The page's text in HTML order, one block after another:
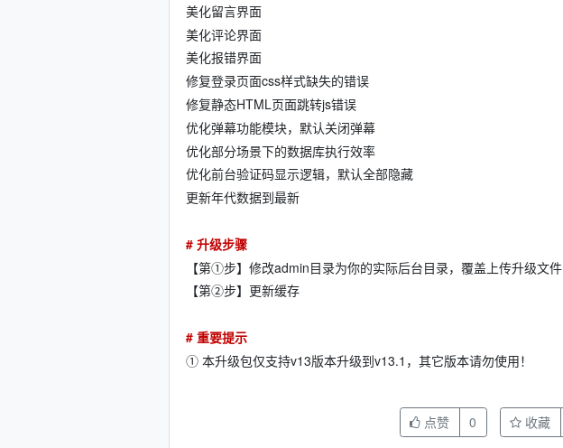
美化留言界面
美化评论界面
美化报错界面
修复登录页面css样式缺失的错误
修复静态HTML页面跳转js错误
优化弹幕功能模块，默认关闭弹幕
优化部分场景下的数据库执行效率
优化前台验证码显示逻辑，默认全部隐藏
更新年代数据到最新
# 升级步骤
【第①步】修改admin目录为你的实际后台目录，覆盖上传升级文件
【第②步】更新缓存
# 重要提示
① 本升级包仅支持v13版本升级到v13.1，其它版本请勿使用！
点赞 0 收藏